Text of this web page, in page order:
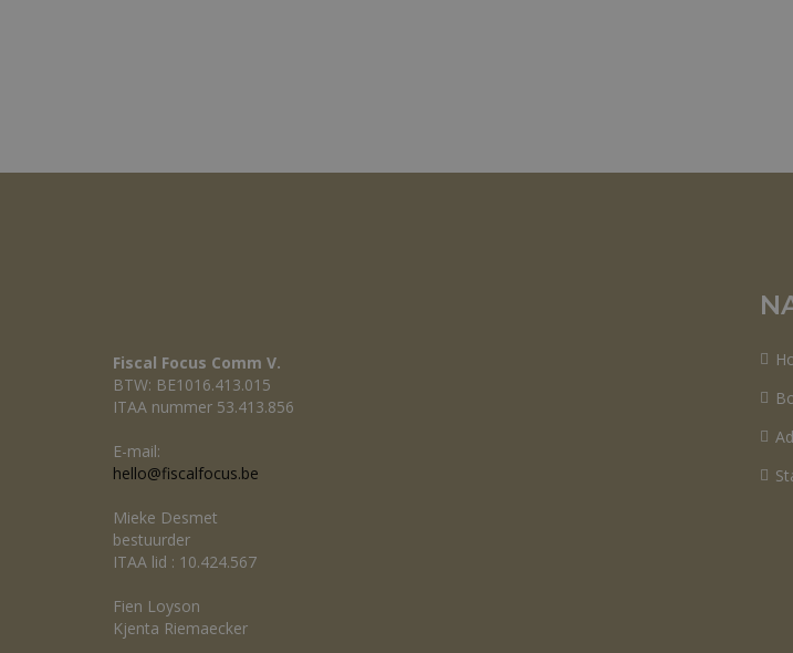
Fiscal Focus Comm V.
BTW: BE1016.413.015
ITAA nummer 53.413.856
E-mail:
hello@fiscalfocus.be
Mieke Desmet
bestuurder
ITAA lid : 10.424.567
Fien Loyson
Kjenta Riemaecker